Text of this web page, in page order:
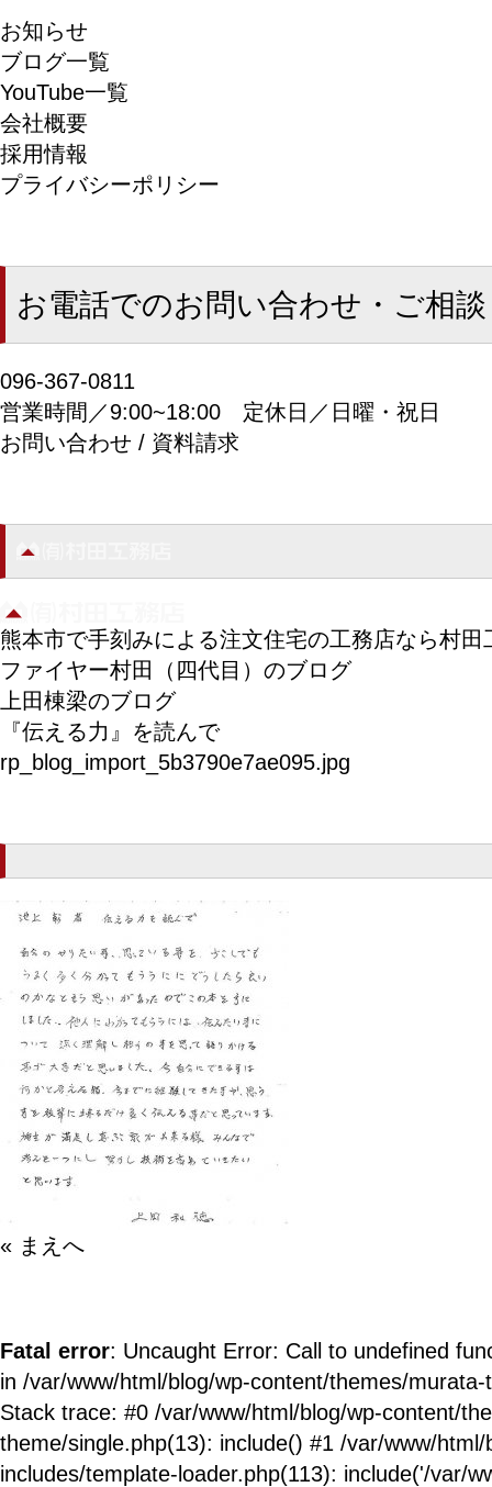
お知らせ
ブログ一覧
YouTube一覧
会社概要
採用情報
プライバシーポリシー
お電話でのお問い合わせ・ご相談
096-367-0811
営業時間／9:00~18:00 定休日／日曜・祝日
お問い合わせ / 資料請求
熊本市で手刻みによる注文住宅の工務店なら村田
ファイヤー村田（四代目）のブログ
上田棟梁のブログ
『伝える力』を読んで
rp_blog_import_5b3790e7ae095.jpg
« まえへ
Fatal error: Uncaught Error: Call to undefined
in /var/www/html/blog/wp-content/themes/
Stack trace: #0 /var/www/html/blog/wp-content/
theme/single.php(13): include() #1 /var/www/html/
includes/template-loader.php(113): include('/var/